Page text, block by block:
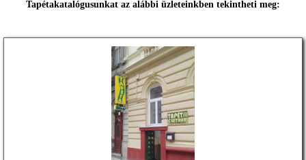
Tapétakatalógusunkat az alábbi üzleteinkben tekintheti meg: